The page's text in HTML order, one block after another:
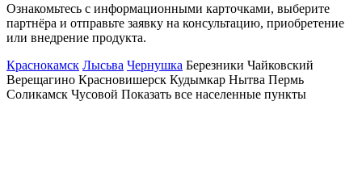
Ознакомьтесь с информационными карточками, выберите
партнёра и отправьте заявку на консультацию, приобретение
или внедрение продукта.
Краснокамск Лысьва Чернушка Березники Чайковский
Верещагино Красновишерск Кудымкар Нытва Пермь
Соликамск Чусовой Показать все населенные пункты